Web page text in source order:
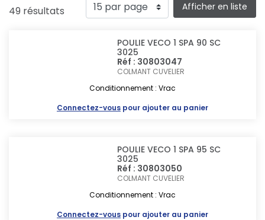
49 résultats Afficher en liste
POULIE VECO 1 SPA 90 SC
3025
Réf : 30803047
COLMANT CUVELIER
Conditionnement : Vrac
Connectez-vous pour ajouter au panier
POULIE VECO 1 SPA 95 SC
3025
Réf : 30803050
COLMANT CUVELIER
Conditionnement : Vrac
Connectez-vous pour ajouter au panier